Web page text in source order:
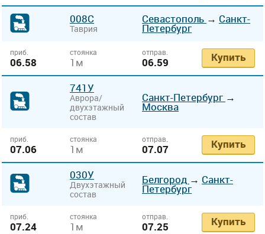
008С
Таврия
Севастополь → Санкт-
Петербург
приб.
06.58
стоянка
1м
отправ.
06.59 Купить
741У
Аврора/
двухэтажный
состав
Санкт-Петербург →
Москва
приб.
07.06
стоянка
1м
отправ.
07.07 Купить
030У
Двухэтажный
состав
Белгород → Санкт-
Петербург
приб.
07.24
стоянка
1м
отправ.
07.25 Купить